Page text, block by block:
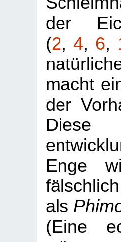
der
(2,4, 6,
macht
der
Enge
fälschlich
als
(Eine